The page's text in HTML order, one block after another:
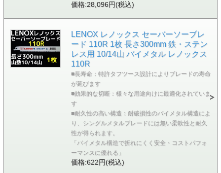
価格:28,096円(税込)
LENOX レノックス セーバーソーブレ
ード 110R 1枚 長さ300mm 鉄・ステン
レス用 10/14山 バイメタル レノックス
110R
■長寿命：特許タフツース設計によりブレードの寿命
が延びます
■効果的な切断：様々な用途向けに最適化されていま
す
■耐久性の高い構造：耐破損性のバイメタル構造によ
り、シングルメタルブレードには無い柔軟性と耐久
性が得られます。
「バイメタル構造で折れにくく安全・コストパフォ
ーマンスに優れる」
価格:622円(税込)